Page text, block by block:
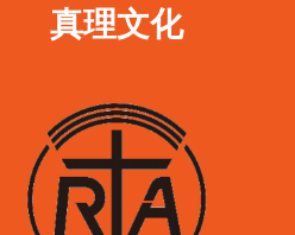
真理文化